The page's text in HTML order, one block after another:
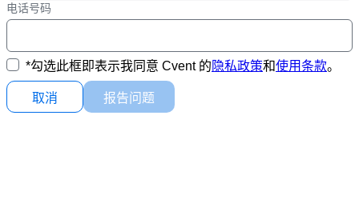
电话号码
*勾选此框即表示我同意 Cvent 的 隐私政策和使用条款。
取消 报告问题